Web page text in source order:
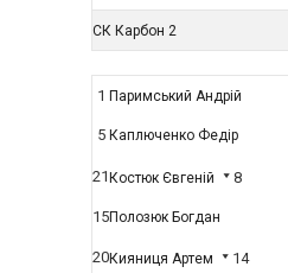
СК Карбон 2
1 Паримський Андрій
5 Каплюченко Федір
21 Костюк Євгеній 8
15Полозюк Богдан
20Кияниця Артем 14